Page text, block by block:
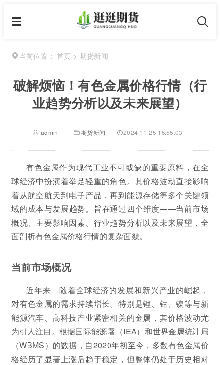
当前位置： 首页 > 期货新闻
破解烦恼！有色金属价格行情（行
业趋势分析以及未来展望）
admin 期货新闻 2024-11-25 15:55:03
有色金属作为现代工业不可或缺的重要原料，在全
球经济中扮演着举足轻重的角色。其价格波动直接影响
着从航空航天到电子产品，再到能源存储等多个关键领
域的成本与发展趋势。旨在通过四个维度——当前市场
概况、主要影响因素、行业趋势分析以及未来展望，全
面剖析有色金属价格行情的复杂面貌。
当前市场概况
近年来，随着全球经济的发展和新兴产业的崛起，
对有色金属的需求持续增长。特别是锂、钴、镍等与新
能源汽车、高科技产业紧密相关的金属，其价格波动尤
为引人注目。根据国际能源署（IEA）和世界金属统计局
（WBMS）的数据，自2020年初至今，多数有色金属价
格经历了显著上涨后趋于稳定，但整体仍处于历史相对